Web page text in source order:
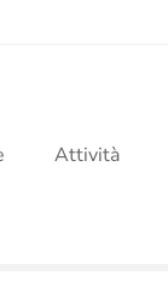
Attività